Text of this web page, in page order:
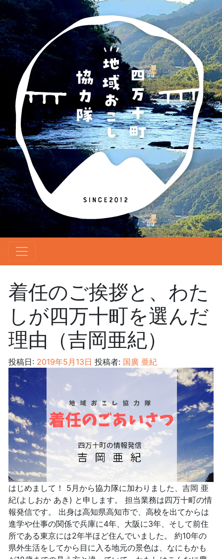
着任のご挨拶と、わた
しが四万十町を選んだ
理由（吉岡亜紀）
投稿日: 2019年5月13日 投稿者: 国廣 亜紀
はじめまして！ 5月から協力隊に加わりました、吉岡 亜
紀(よしおか あき) と申します。 担当業務は四万十町の情
報発信です。 出身は高知県高知市で、高校を出てからは
進学や仕事の関係で兵庫に4年、大阪に3年、そして前住
所である東京には2年半ほど住んでいました。 約10年の
県外生活をしてから目に入る地元の景色は、なにもかも